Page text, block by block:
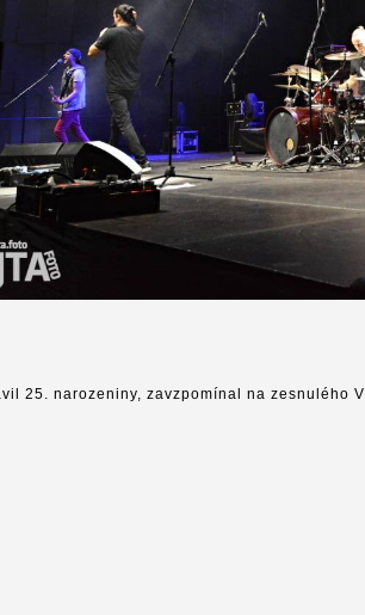
25. narozeniny, zavzpomínal na zesnulého